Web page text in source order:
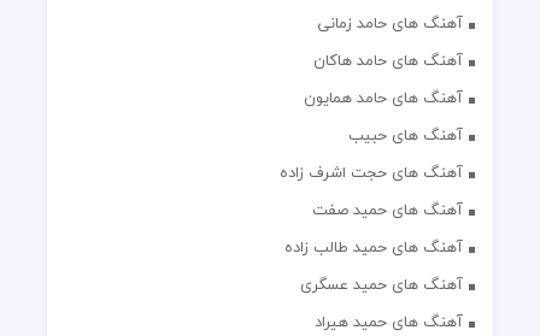
آهنگ های حامد زمانی
آهنگ های حامد هاکان
آهنگ های حامد همایون
آهنگ های حبیب
آهنگ های حجت اشرف زاده
آهنگ های حمید صفت
آهنگ های حمید طالب زاده
آهنگ های حمید عسگری
آهنگ های حمید هیراد